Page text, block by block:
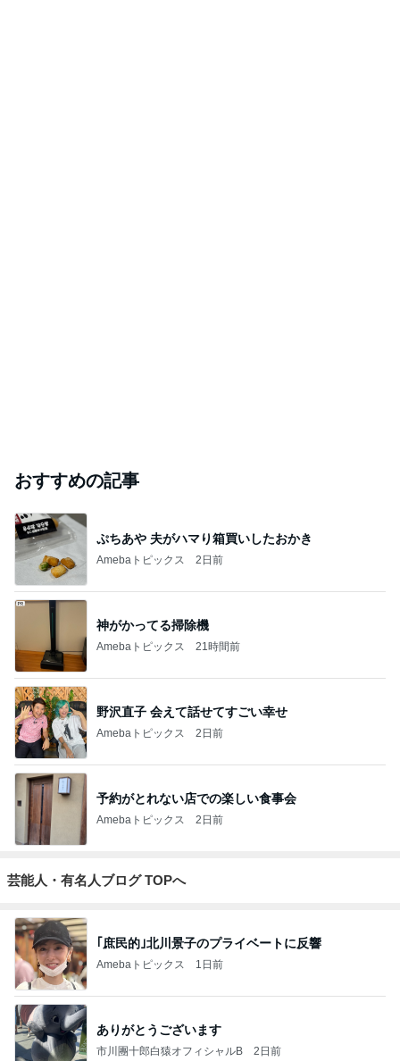
おすすめの記事
ぷちあや 夫がハマり箱買いしたおかき
Amebaトピックス 2日前
神がかってる掃除機
Amebaトピックス 21時間前
野沢直子 会えて話せてすごい幸せ
Amebaトピックス 2日前
予約がとれない店での楽しい食事会
Amebaトピックス 2日前
芸能人・有名人ブログ TOPへ
｢庶民的｣北川景子のプライベートに反響
Amebaトピックス 1日前
ありがとうございます
市川團十郎白猿オフィシャルB 2日前